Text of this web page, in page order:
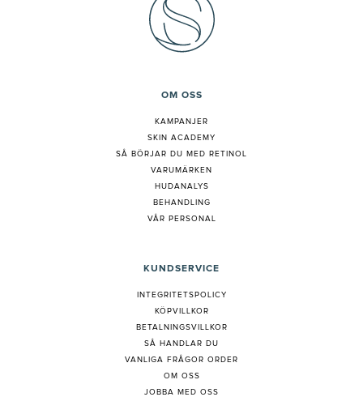
OM OSS
KAMPANJER
SKIN ACADEMY
SÅ BÖRJAR DU MED RETINOL
VARUMÄRKEN
HUDANALYS
BEHANDLING
VÅR PERSONAL
KUNDSERVICE
INTEGRITETSPOLICY
KÖPVILLKOR
BETALNINGSVILLKOR
SÅ HANDLAR DU
VANLIGA FRÅGOR ORDER
OM OSS
JOBBA MED OSS